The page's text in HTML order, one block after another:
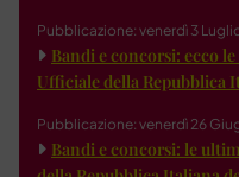
Pubblicazione: venerdì 3
Bandi e concorsi: ecco
Ufficiale della Repubblica
Pubblicazione: venerdì 26
Bandi e concorsi: le